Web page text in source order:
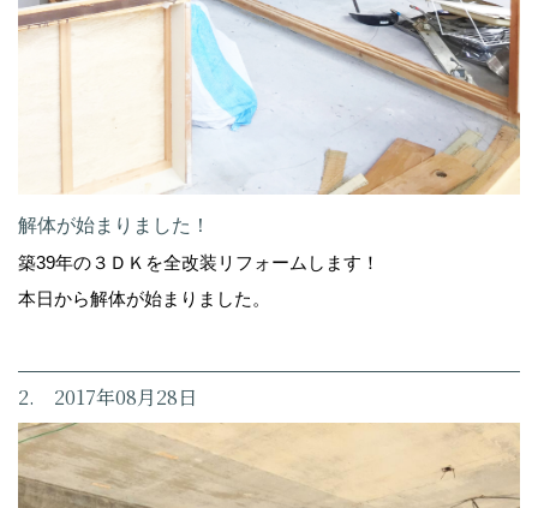
解体が始まりました！
築39年の３ＤＫを全改装リフォームします！
本日から解体が始まりました。
2. 2017年08月28日